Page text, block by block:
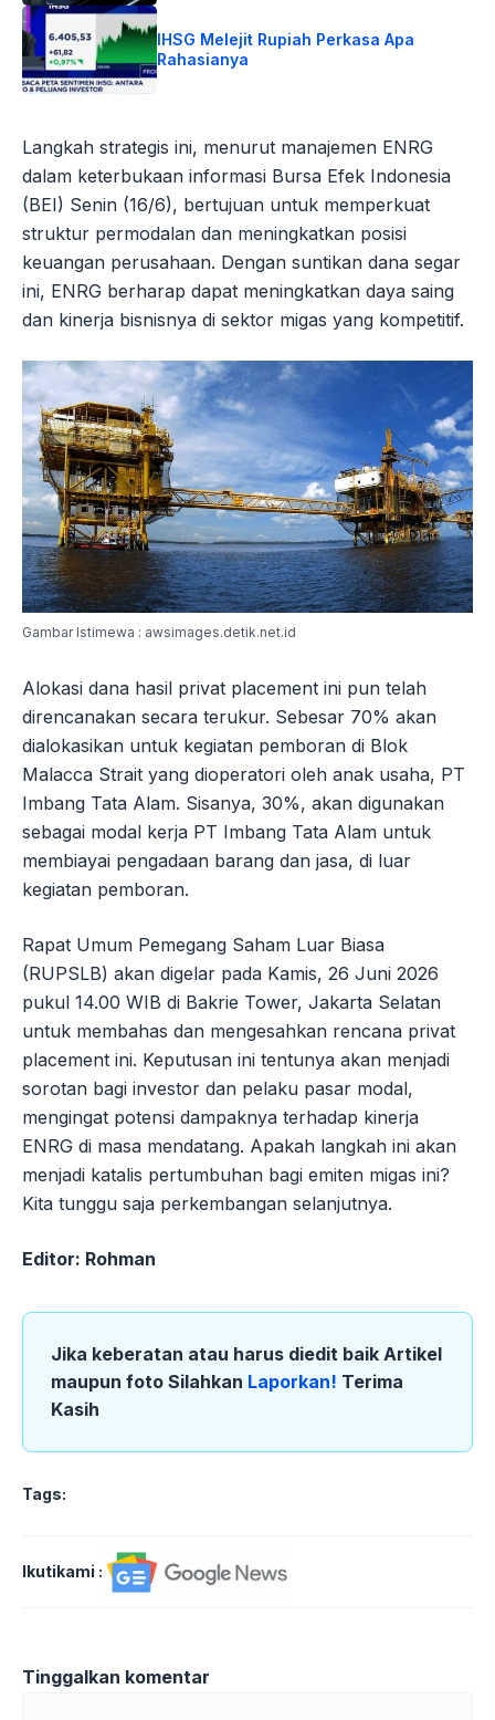
IHSG Melejit Rupiah Perkasa Apa
Rahasianya
Langkah strategis ini, menurut manajemen ENRG
dalam keterbukaan informasi Bursa Efek Indonesia
(BEI) Senin (16/6), bertujuan untuk memperkuat
struktur permodalan dan meningkatkan posisi
keuangan perusahaan. Dengan suntikan dana segar
ini, ENRG berharap dapat meningkatkan daya saing
dan kinerja bisnisnya di sektor migas yang kompetitif.
Gambar Istimewa : awsimages.detik.net.id
Alokasi dana hasil privat placement ini pun telah
direncanakan secara terukur. Sebesar 70% akan
dialokasikan untuk kegiatan pemboran di Blok
Malacca Strait yang dioperatori oleh anak usaha, PT
Imbang Tata Alam. Sisanya, 30%, akan digunakan
sebagai modal kerja PT Imbang Tata Alam untuk
membiayai pengadaan barang dan jasa, di luar
kegiatan pemboran.
Rapat Umum Pemegang Saham Luar Biasa
(RUPSLB) akan digelar pada Kamis, 26 Juni 2026
pukul 14.00 WIB di Bakrie Tower, Jakarta Selatan
untuk membahas dan mengesahkan rencana privat
placement ini. Keputusan ini tentunya akan menjadi
sorotan bagi investor dan pelaku pasar modal,
mengingat potensi dampaknya terhadap kinerja
ENRG di masa mendatang. Apakah langkah ini akan
menjadi katalis pertumbuhan bagi emiten migas ini?
Kita tunggu saja perkembangan selanjutnya.
Editor: Rohman
Jika keberatan atau harus diedit baik Artikel
maupun foto Silahkan Laporkan! Terima
Kasih
Tags:
Ikutikami :
Tinggalkan komentar